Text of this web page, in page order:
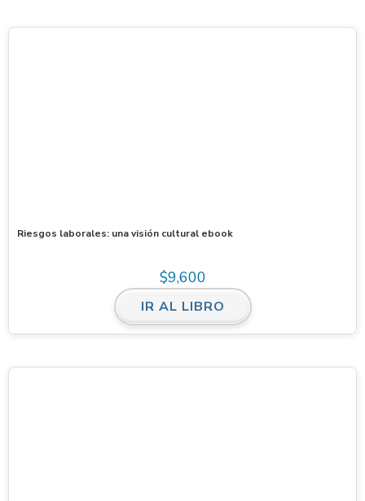
Riesgos laborales: una visión cultural ebook
$9,600
IR AL LIBRO